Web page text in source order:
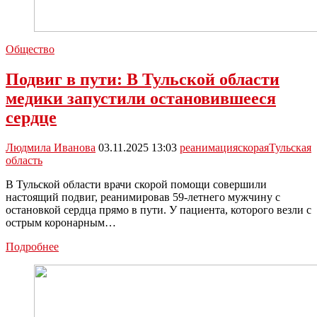
Общество
Подвиг в пути: В Тульской области
медики запустили остановившееся
сердце
Людмила Иванова 03.11.2025 13:03 реанимацияскораяТульская
область
В Тульской области врачи скорой помощи совершили
настоящий подвиг, реанимировав 59-летнего мужчину с
остановкой сердца прямо в пути. У пациента, которого везли с
острым коронарным…
ПодробнееПодвиг